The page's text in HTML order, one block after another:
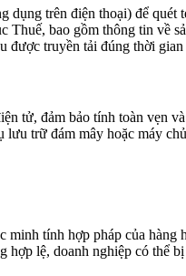
dụng trên điện thoại) để
bao gồm thông tin về
được truyền tải đúng thời
tử, đảm bảo tính toàn vẹn
lưu trữ đám mây hoặc máy
minh tính hợp pháp của hàng
hợp lệ, doanh nghiệp có thể